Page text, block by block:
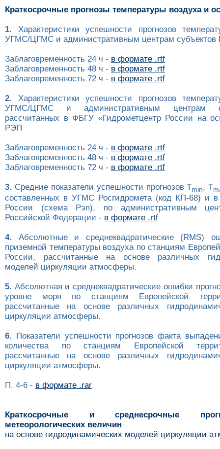
Краткосрочные прогнозы температуры воздуха и
1. Характеристики успешности прогнозов
УГМС/ЦГМС и административным центрам субъектов
Заблаговременность 24 ч - в формате .rtf
Заблаговременность 48 ч - в формате .rtf
Заблаговременность 72 ч - в формате .rtf
2. Характеристики успешности прогнозов
УГМС/ЦГМС и административным центрам
рассчитанных в ФБГУ «Гидрометцентр России на
РЭП
Заблаговременность 24 ч - в формате .rtf
Заблаговременность 48 ч - в формате .rtf
Заблаговременность 72 ч - в формате .rtf
3. Средние показатели успешности прогнозов Tmin, T
составленных в УГМС Росгидромета (код КП-68) и в
России (схема Рэп), по административным
Российской Федерации - в формате .rtf
4. Абсолютные и среднеквадратические (RMS)
приземной температуры воздуха по станциям
России, рассчитанные на основе различных
моделей циркуляции атмосферы.
5. Абсолютная и среднеквадратические ошибки
уровне моря по станциям Европейской
рассчитанные на основе различных
циркуляции атмосферы.
6. Показатели успешности прогнозов факта
количества по станциям Европейской
рассчитанные на основе различных
циркуляции атмосферы.
П. 4-6 - в формате .rar
Краткосрочные и среднесрочные
метеорологических величин
на основе гидродинамических моделей циркуляции